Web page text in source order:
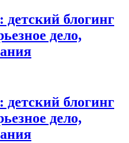
блогинг
дело,
блогинг
дело,